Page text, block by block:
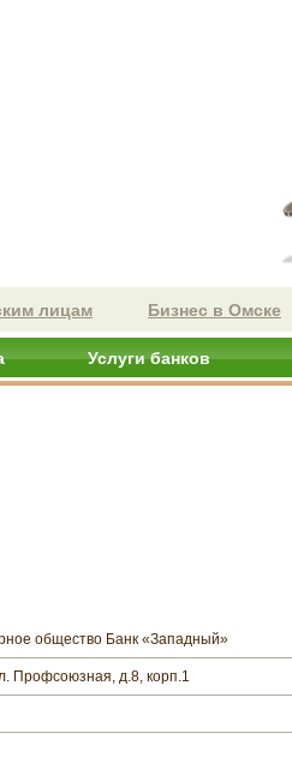
лицам Бизнес в Омске
Услуги банков
общество Банк «Западный»
Профсоюзная, д.8, корп.1